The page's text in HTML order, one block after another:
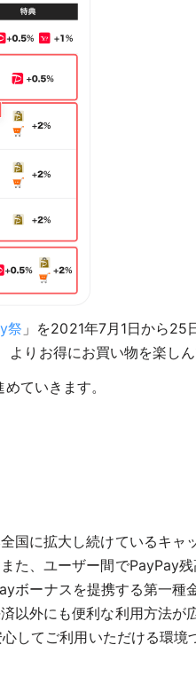
祭 」を2021年7月1日から25
りお得にお買い物を楽しん
ていきます。
国に拡大し続けているキャ
た、ユーザー間でPayPay
ボーナスを提携する第一種
以外にも便利な利用方法が
してご利用いただける環境